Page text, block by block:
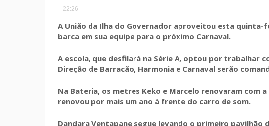
22:26
A União da Ilha do Governador aproveitou esta quinta-
barca em sua equipe para o próximo Carnaval.
A escola, que desfilará na Série A, optou por trabalhar
Direção de Barracão, Harmonia e Carnaval serão
Na Bateria, os metres Keko e Marcelo renovaram com
renovou por mais um ano à frente do carro de som.
Dandara Ventapane segue levando o primeiro pavilhão